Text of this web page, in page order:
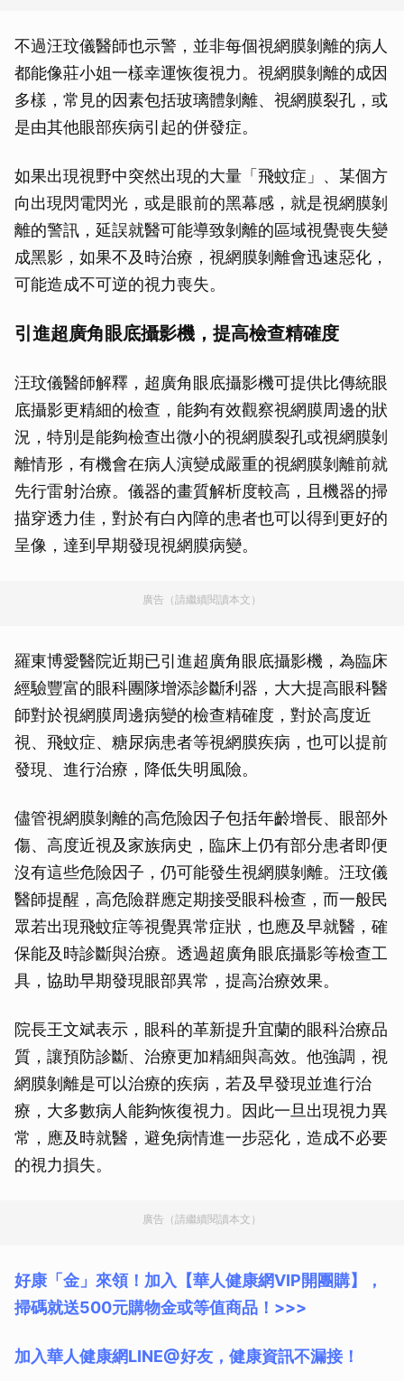
不過汪玟儀醫師也示警，並非每個視網膜剝離的病人
都能像莊小姐一樣幸運恢復視力。視網膜剝離的成因
多樣，常見的因素包括玻璃體剝離、視網膜裂孔，或
是由其他眼部疾病引起的併發症。
如果出現視野中突然出現的大量「飛蚊症」、某個方
向出現閃電閃光，或是眼前的黑幕感，就是視網膜剝
離的警訊，延誤就醫可能導致剝離的區域視覺喪失變
成黑影，如果不及時治療，視網膜剝離會迅速惡化，
可能造成不可逆的視力喪失。
引進超廣角眼底攝影機，提高檢查精確度
汪玟儀醫師解釋，超廣角眼底攝影機可提供比傳統眼
底攝影更精細的檢查，能夠有效觀察視網膜周邊的狀
況，特別是能夠檢查出微小的視網膜裂孔或視網膜剝
離情形，有機會在病人演變成嚴重的視網膜剝離前就
先行雷射治療。儀器的畫質解析度較高，且機器的掃
描穿透力佳，對於有白內障的患者也可以得到更好的
呈像，達到早期發現視網膜病變。
廣告（請繼續閱讀本文）
羅東博愛醫院近期已引進超廣角眼底攝影機，為臨床
經驗豐富的眼科團隊增添診斷利器，大大提高眼科醫
師對於視網膜周邊病變的檢查精確度，對於高度近
視、飛蚊症、糖尿病患者等視網膜疾病，也可以提前
發現、進行治療，降低失明風險。
儘管視網膜剝離的高危險因子包括年齡增長、眼部外
傷、高度近視及家族病史，臨床上仍有部分患者即便
沒有這些危險因子，仍可能發生視網膜剝離。汪玟儀
醫師提醒，高危險群應定期接受眼科檢查，而一般民
眾若出現飛蚊症等視覺異常症狀，也應及早就醫，確
保能及時診斷與治療。透過超廣角眼底攝影等檢查工
具，協助早期發現眼部異常，提高治療效果。
院長王文斌表示，眼科的革新提升宜蘭的眼科治療品
質，讓預防診斷、治療更加精細與高效。他強調，視
網膜剝離是可以治療的疾病，若及早發現並進行治
療，大多數病人能夠恢復視力。因此一旦出現視力異
常，應及時就醫，避免病情進一步惡化，造成不必要
的視力損失。
廣告（請繼續閱讀本文）
好康「金」來領！加入【華人健康網VIP開團購】，
掃碼就送500元購物金或等值商品！>>>
加入華人健康網LINE@好友，健康資訊不漏接！